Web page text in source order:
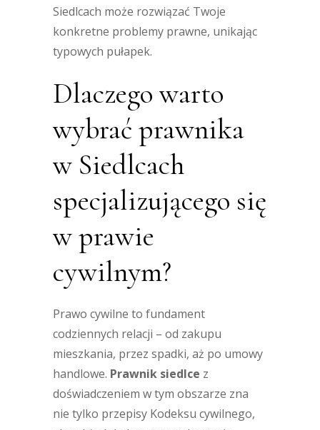
Siedlcach może rozwiązać Twoje
konkretne problemy prawne, unikając
typowych pułapek.
Dlaczego warto
wybrać prawnika
w Siedlcach
specjalizującego się
w prawie
cywilnym?
Prawo cywilne to fundament
codziennych relacji – od zakupu
mieszkania, przez spadki, aż po umowy
handlowe. Prawnik siedlce z
doświadczeniem w tym obszarze zna
nie tylko przepisy Kodeksu cywilnego,